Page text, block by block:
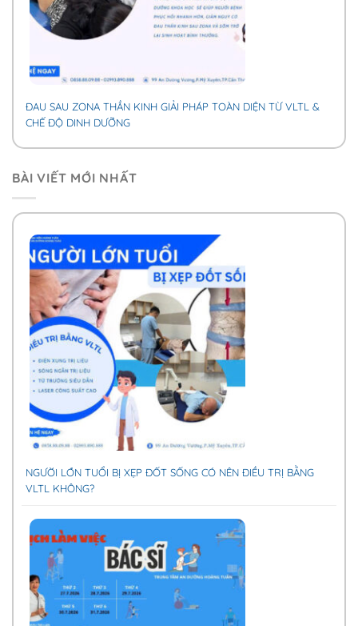
ĐAU SAU ZONA THẦN KINH GIẢI PHÁP TOÀN DIỆN TỪ VLTL &
CHẾ ĐỘ DINH DƯỠNG
BÀI VIẾT MỚI NHẤT
NGƯỜI LỚN TUỔI BỊ XẸP ĐỐT SỐNG CÓ NÊN ĐIỀU TRỊ BẰNG
VLTL KHÔNG?